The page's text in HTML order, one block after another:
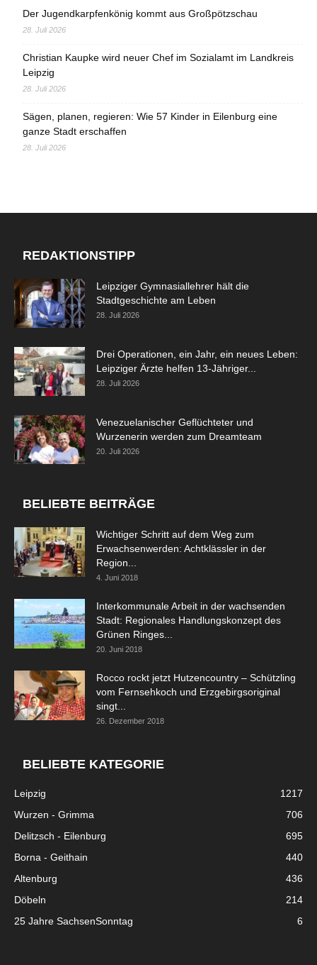
Der Jugendkarpfenkönig kommt aus Großpötzschau
28. Juli 2026
Christian Kaupke wird neuer Chef im Sozialamt im Landkreis
Leipzig
28. Juli 2026
Sägen, planen, regieren: Wie 57 Kinder in Eilenburg eine
ganze Stadt erschaffen
28. Juli 2026
REDAKTIONSTIPP
Leipziger Gymnasiallehrer hält die
Stadtgeschichte am Leben
28. Juli 2026
Drei Operationen, ein Jahr, ein neues Leben:
Leipziger Ärzte helfen 13-Jähriger...
28. Juli 2026
Venezuelanischer Geflüchteter und
Wurzenerin werden zum Dreamteam
20. Juli 2026
BELIEBTE BEITRÄGE
Wichtiger Schritt auf dem Weg zum
Erwachsenwerden: Achtklässler in der
Region...
4. Juni 2018
Interkommunale Arbeit in der wachsenden
Stadt: Regionales Handlungskonzept des
Grünen Ringes...
20. Juni 2018
Rocco rockt jetzt Hutzencountry – Schützling
vom Fernsehkoch und Erzgebirgsoriginal
singt...
26. Dezember 2018
BELIEBTE KATEGORIE
Leipzig
1217
Wurzen - Grimma
706
Delitzsch - Eilenburg
695
Borna - Geithain
440
Altenburg
436
Döbeln
214
25 Jahre SachsenSonntag
6